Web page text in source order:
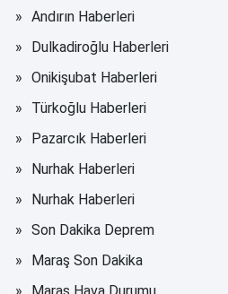
Andırın Haberleri
Dulkadiroğlu Haberleri
Onikişubat Haberleri
Türkoğlu Haberleri
Pazarcık Haberleri
Nurhak Haberleri
Nurhak Haberleri
Son Dakika Deprem
Maraş Son Dakika